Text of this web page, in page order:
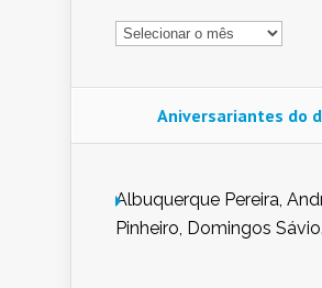
Arquivo
Aniversariantes do
Albuquerque Pereira,
Pinheiro, Domingos Sávio